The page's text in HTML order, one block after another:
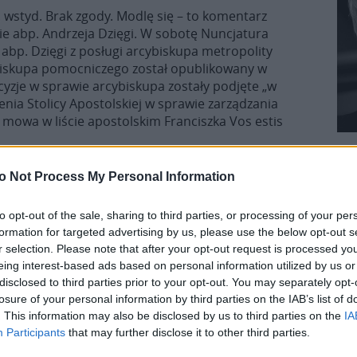
Not Process My Personal Information
opt-out of the sale, sharing to third parties, or processing of your
for targeted advertising by us, please use the below opt-out
selection. Please note that after your opt-out request is processed
interest-based ads based on personal information utilized by us
to third parties prior to your opt-out. You may separately
of your personal information by third parties on the IAB’s list of
This information may also be disclosed by us to third parties on the
Participants that may further disclose it to other third parties.
wstyd. Brak zgody. Modlę się – to komentarz
abp. Andrzeja Dzięgi. W sobotę Nuncjatura
abp. Dzięgi z posługi arcybiskupa metropolity
pomocniczego został opublikowany w
w sprawie arcybiskupa zostały podjęte „w
Stolicy Apostolskiej w sprawie zarządzania
w liście apostolskim Franciszka Vos estis
szczecińsko-
kamieńskim, jego rezygnację z tej posługi
w Polsce sprecyzowała, że decyzja ta została
z ramienia Stolicy Apostolskiej w sprawie
mowa papieskim motu proprio „Vos estis
jest możliwość karania biskupów za